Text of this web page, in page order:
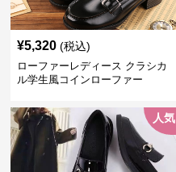
¥5,320 (税込)
ローファーレディース クラシカ
ル学生風コインローファー
人気